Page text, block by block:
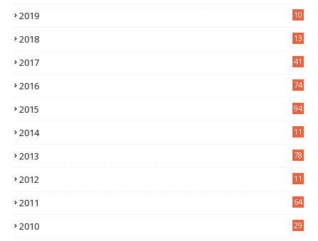
2019
10
2018
13
2017 41
2016 74
2015 94
2014
11
2013 78
2012
11
2011 64
2010 29